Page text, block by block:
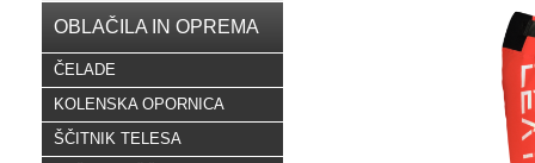
OBLAČILA IN OPREMA
ČELADE
KOLENSKA OPORNICA
ŠČITNIK TELESA